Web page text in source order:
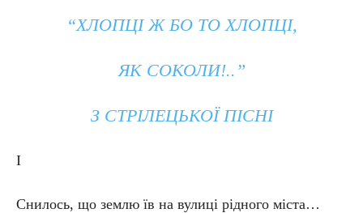
“ХЛОПЦІ Ж БО ТО ХЛОПЦІ,
ЯК СОКОЛИ!..”
З СТРІЛЕЦЬКОЇ ПІСНІ
I
Снилось, що землю їв на вулиці рідного міста…